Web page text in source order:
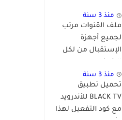
منذ 3 سنة
ملف القنوات مرتب
لجميع أجهزة
الإستقبال من لكل
والمعالجات
منذ 3 سنة
تحميل تطبيق
BLACK TV للأندرويد
مع كود التفعيل لهذا